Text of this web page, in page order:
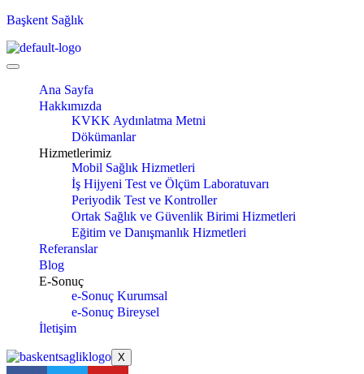
Başkent Sağlık
Ana Sayfa
Hakkımızda
KVKK Aydınlatma Metni
Dökümanlar
Hizmetlerimiz
Mobil Sağlık Hizmetleri
İş Hijyeni Test ve Ölçüm Laboratuvarı
Periyodik Test ve Kontroller
Ortak Sağlık ve Güvenlik Birimi Hizmetleri
Eğitim ve Danışmanlık Hizmetleri
Referanslar
Blog
E-Sonuç
e-Sonuç Kurumsal
e-Sonuç Bireysel
İletişim
X